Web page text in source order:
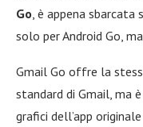
Go , è appena sbarcata
solo per Android Go,
Gmail Go offre la
standard di Gmail, ma
grafici dell’app